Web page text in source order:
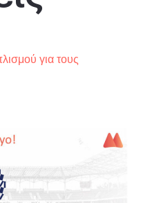
για τους